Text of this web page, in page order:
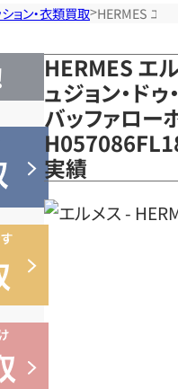
ョン・衣類買取 HERMES エル
HERMES エ
ュジョン・ド
バッファロー
実績